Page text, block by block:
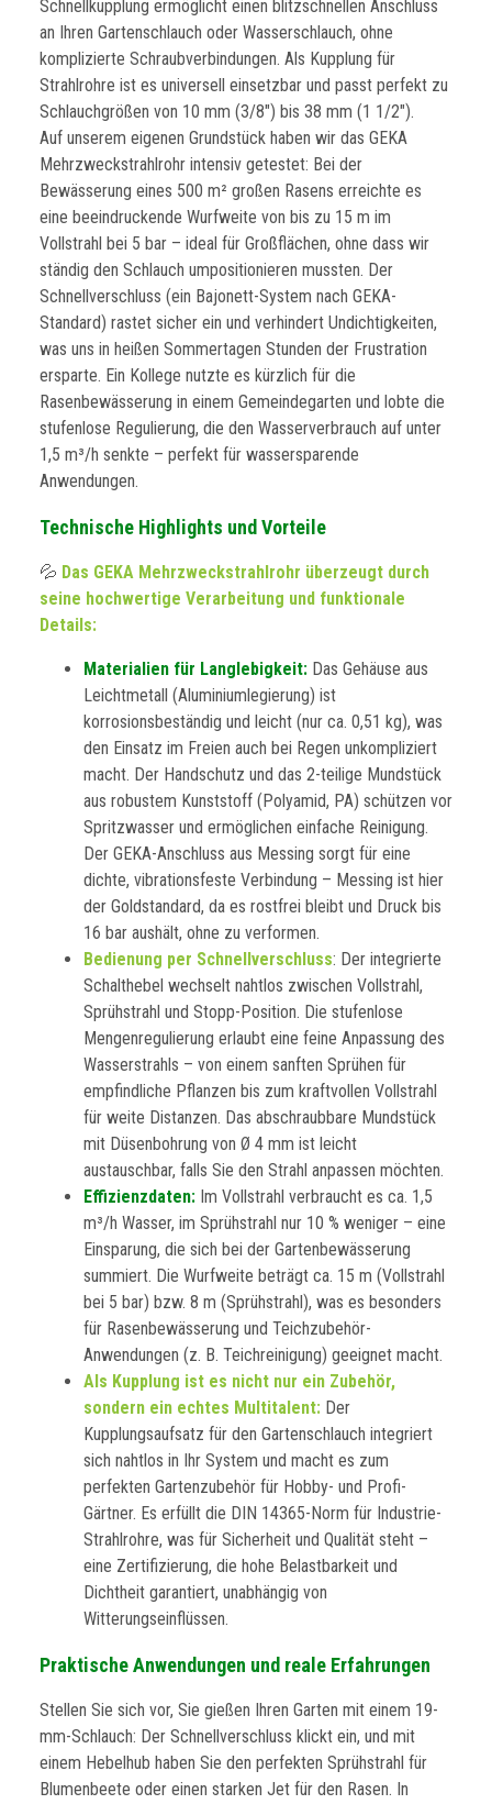
Schnellkupplung ermöglicht einen blitzschnellen Anschluss
an Ihren Gartenschlauch oder Wasserschlauch, ohne
komplizierte Schraubverbindungen. Als Kupplung für
Strahlrohre ist es universell einsetzbar und passt perfekt zu
Schlauchgrößen von 10 mm (3/8") bis 38 mm (1 1/2").
Auf unserem eigenen Grundstück haben wir das GEKA
Mehrzweckstrahlrohr intensiv getestet: Bei der
Bewässerung eines 500 m² großen Rasens erreichte es
eine beeindruckende Wurfweite von bis zu 15 m im
Vollstrahl bei 5 bar – ideal für Großflächen, ohne dass wir
ständig den Schlauch umpositionieren mussten. Der
Schnellverschluss (ein Bajonett-System nach GEKA-
Standard) rastet sicher ein und verhindert Undichtigkeiten,
was uns in heißen Sommertagen Stunden der Frustration
ersparte. Ein Kollege nutzte es kürzlich für die
Rasenbewässerung in einem Gemeindegarten und lobte die
stufenlose Regulierung, die den Wasserverbrauch auf unter
1,5 m³/h senkte – perfekt für wassersparende
Anwendungen.
Technische Highlights und Vorteile
💦 Das GEKA Mehrzweckstrahlrohr überzeugt durch
seine hochwertige Verarbeitung und funktionale
Details:
Materialien für Langlebigkeit: Das Gehäuse aus
Leichtmetall (Aluminiumlegierung) ist
korrosionsbeständig und leicht (nur ca. 0,51 kg), was
den Einsatz im Freien auch bei Regen unkompliziert
macht. Der Handschutz und das 2-teilige Mundstück
aus robustem Kunststoff (Polyamid, PA) schützen vor
Spritzwasser und ermöglichen einfache Reinigung.
Der GEKA-Anschluss aus Messing sorgt für eine
dichte, vibrationsfeste Verbindung – Messing ist hier
der Goldstandard, da es rostfrei bleibt und Druck bis
16 bar aushält, ohne zu verformen.
Bedienung per Schnellverschluss: Der integrierte
Schalthebel wechselt nahtlos zwischen Vollstrahl,
Sprühstrahl und Stopp-Position. Die stufenlose
Mengenregulierung erlaubt eine feine Anpassung des
Wasserstrahls – von einem sanften Sprühen für
empfindliche Pflanzen bis zum kraftvollen Vollstrahl
für weite Distanzen. Das abschraubbare Mundstück
mit Düsenbohrung von Ø 4 mm ist leicht
austauschbar, falls Sie den Strahl anpassen möchten.
Effizienzdaten: Im Vollstrahl verbraucht es ca. 1,5
m³/h Wasser, im Sprühstrahl nur 10 % weniger – eine
Einsparung, die sich bei der Gartenbewässerung
summiert. Die Wurfweite beträgt ca. 15 m (Vollstrahl
bei 5 bar) bzw. 8 m (Sprühstrahl), was es besonders
für Rasenbewässerung und Teichzubehör-
Anwendungen (z. B. Teichreinigung) geeignet macht.
Als Kupplung ist es nicht nur ein Zubehör,
sondern ein echtes Multitalent: Der
Kupplungsaufsatz für den Gartenschlauch integriert
sich nahtlos in Ihr System und macht es zum
perfekten Gartenzubehör für Hobby- und Profi-
Gärtner. Es erfüllt die DIN 14365-Norm für Industrie-
Strahlrohre, was für Sicherheit und Qualität steht –
eine Zertifizierung, die hohe Belastbarkeit und
Dichtheit garantiert, unabhängig von
Witterungseinflüssen.
Praktische Anwendungen und reale Erfahrungen
Stellen Sie sich vor, Sie gießen Ihren Garten mit einem 19-
mm-Schlauch: Der Schnellverschluss klickt ein, und mit
einem Hebelhub haben Sie den perfekten Sprühstrahl für
Blumenbeete oder einen starken Jet für den Rasen. In